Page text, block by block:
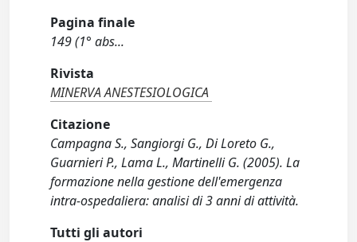
Pagina finale
149 (1° abs...
Rivista
MINERVA ANESTESIOLOGICA
Citazione
Campagna S., Sangiorgi G., Di Loreto G.,
Guarnieri P., Lama L., Martinelli G. (2005). La
formazione nella gestione dell'emergenza
intra-ospedaliera: analisi di 3 anni di attività.
Tutti gli autori